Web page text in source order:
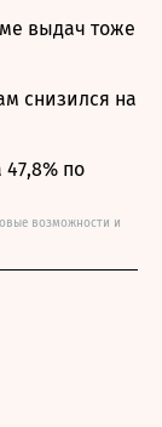
выдач тоже
снизился на
по
возможности и